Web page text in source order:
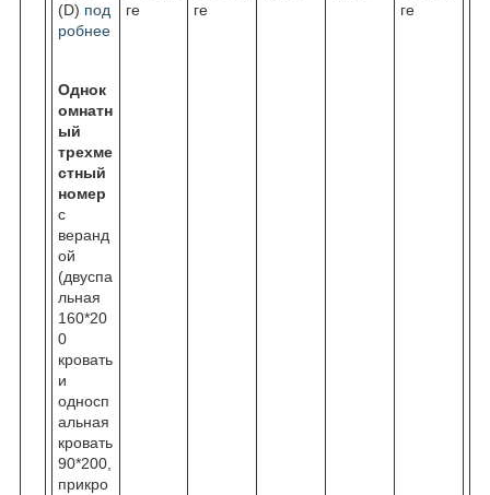
(D) под
робнее
Однок
омнатн
ый
трехме
стный
номер
с
веранд
ой
(двуспа
льная
160*20
0
кровать
и
односп
альная
кровать
90*200,
прикро
ге
ге
ге